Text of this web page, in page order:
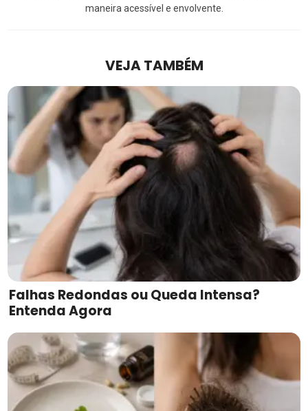
maneira acessível e envolvente.
VEJA TAMBÉM
Falhas Redondas ou Queda Intensa?
Entenda Agora